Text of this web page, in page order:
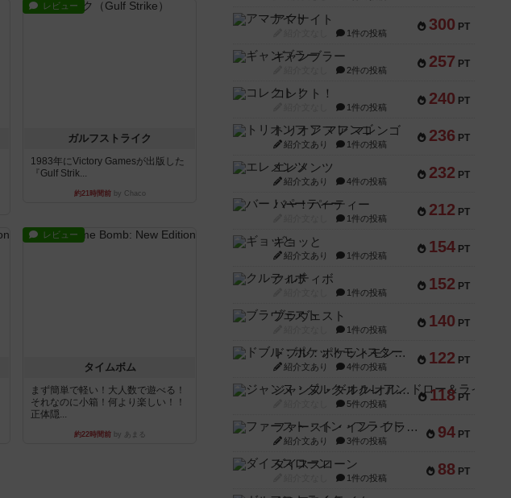
レビュー
ガルフストライク
1983年にVictory Gamesが出版した
『Gulf Strik...
約21時間前by Chaco
レビュー
タイムボム
まず簡単で軽い！大人数で遊べる！
それなのに小箱！何より楽しい！！
正体隠...
約22時間前by あまる
300 PT
アマナイト
1件の投稿
257 PT
ギャンブラー
2件の投稿
240 PT
コレクト！
1件の投稿
236 PT
トリオンフ ア マレンゴ
紹介文あり 1件の投稿
232 PT
エレメンツ
紹介文あり 4件の投稿
212 PT
バー！パーティー
1件の投稿
154 PT
ギョッと
紹介文あり 1件の投稿
152 PT
クルティボ
1件の投稿
140 PT
ブラヴェスト
1件の投稿
122 PT
ドブル：ポケットモンスター
紹介文あり 4件の投稿
118 PT
ジャンヌ・ダルク-オルレアン ドロー＆ライト
5件の投稿
94 PT
ファースト・イン・フライト
紹介文あり 3件の投稿
88 PT
ダイススローン
1件の投稿